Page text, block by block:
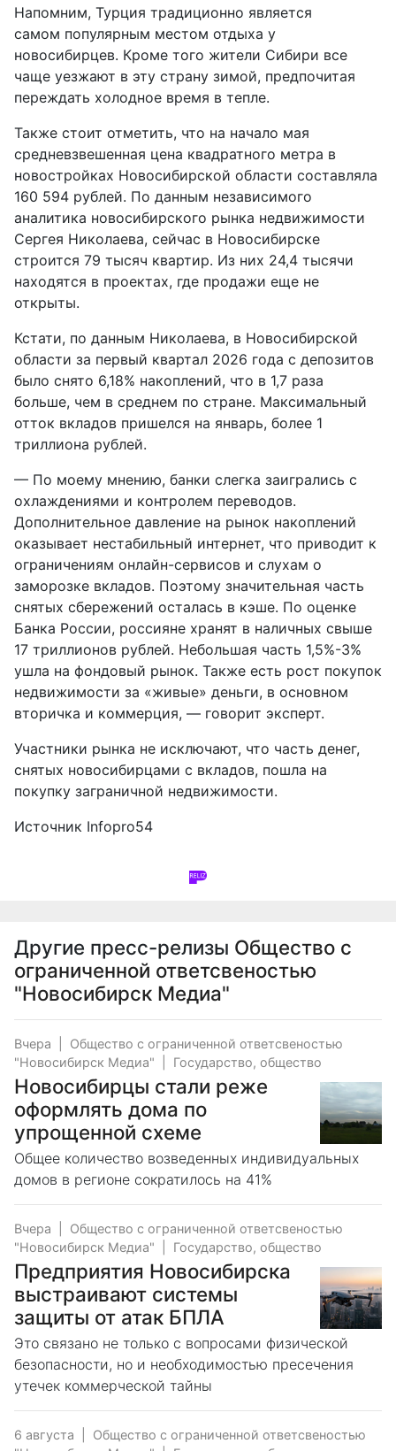
Напомним, Турция традиционно является
самом популярным местом отдыха у
новосибирцев. Кроме того жители Сибири все
чаще уезжают в эту страну зимой, предпочитая
переждать холодное время в тепле.
Также стоит отметить, что на начало мая
средневзвешенная цена квадратного метра в
новостройках Новосибирской области составляла
160 594 рублей. По данным независимого
аналитика новосибирского рынка недвижимости
Сергея Николаева, сейчас в Новосибирске
строится 79 тысяч квартир. Из них 24,4 тысячи
находятся в проектах, где продажи еще не
открыты.
Кстати, по данным Николаева, в Новосибирской
области за первый квартал 2026 года с депозитов
было снято 6,18% накоплений, что в 1,7 раза
больше, чем в среднем по стране. Максимальный
отток вкладов пришелся на январь, более 1
триллиона рублей.
— По моему мнению, банки слегка заигрались с
охлаждениями и контролем переводов.
Дополнительное давление на рынок накоплений
оказывает нестабильный интернет, что приводит к
ограничениям онлайн-сервисов и слухам о
заморозке вкладов. Поэтому значительная часть
снятых сбережений осталась в кэше. По оценке
Банка России, россияне хранят в наличных свыше
17 триллионов рублей. Небольшая часть 1,5%-3%
ушла на фондовый рынок. Также есть рост покупок
недвижимости за «живые» деньги, в основном
вторичка и коммерция, — говорит эксперт.
Участники рынка не исключают, что часть денег,
снятых новосибирцами с вкладов, пошла на
покупку заграничной недвижимости.
Источник Infopro54
Другие пресс-релизы Общество с
ограниченной ответсвеностью
"Новосибирск Медиа"
Вчера
Общество с ограниченной ответсвеностью
"Новосибирск Медиа"
Государство, общество
Новосибирцы стали реже
оформлять дома по
упрощенной схеме
Общее количество возведенных индивидуальных
домов в регионе сократилось на 41%
Вчера
Общество с ограниченной ответсвеностью
"Новосибирск Медиа"
Государство, общество
Предприятия Новосибирска
выстраивают системы
защиты от атак БПЛА
Это связано не только с вопросами физической
безопасности, но и необходимостью пресечения
утечек коммерческой тайны
6 августа
Общество с ограниченной ответсвеностью